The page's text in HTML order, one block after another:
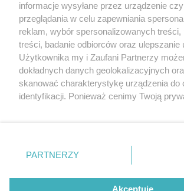
Drzwi Zwane
Katowice
Drzwi Zwane Koniem tak wyglądały
działalności
Nie zapomnij
zapoznać się z:
polityką prywatności regulamin korzystania
Twojemiasto
Piekary Śląskie
Chorzów
Tarnowskie Góry
Gliwice
Skontakuj
Kontakt
Wydawca
Redakcja
informacje wysyłane przez urządzenie
przeglądania w celu zapewniania
reklam, wybór spersonalizowanych treści,
treści, badanie odbiorców oraz ulepszanie
Użytkownika my i Zaufani Partnerzy
dokładnych danych geolokalizacyjnych
skanować charakterystykę urządzenia do
identyfikacji. Ponieważ cenimy Twoją
prywatności znajdujący się w lewym
. Niektóre rodzaje przetwarzania
zgody użytkownika, ale masz prawo
takiemu przetwarzaniu. Preferencje będą
PARTNERZY
Akceptuję